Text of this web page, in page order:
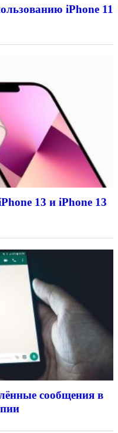
iPhone 11
13 и iPhone 13
сообщения в